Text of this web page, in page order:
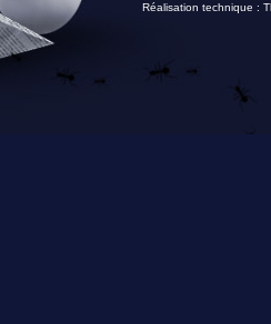
Réalisation technique :